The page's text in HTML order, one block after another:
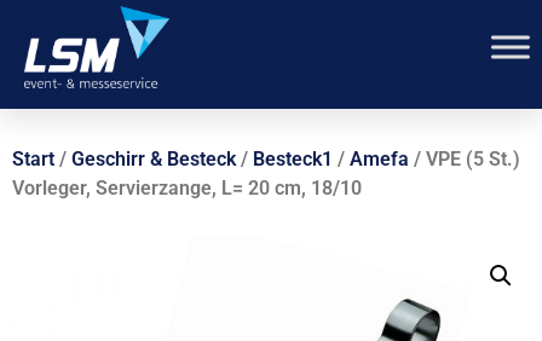
Start / Geschirr & Besteck/ Besteck1 / Amefa / VPE (5 St.)
Vorleger, Servierzange, L= 20 cm, 18/10